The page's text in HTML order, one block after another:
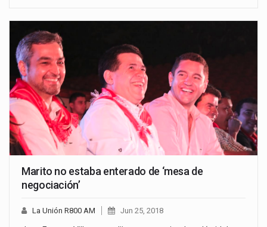
Marito no estaba enterado de ‘mesa de
negociación’
La Unión R800 AM Jun 25, 2018